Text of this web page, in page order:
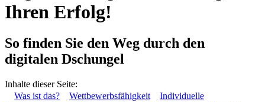
Ihren Erfolg!
So finden Sie den Weg durch den
digitalen Dschungel
Inhalte dieser Seite:
Was ist das?
Wettbewerbsfähigkeit
Individuelle